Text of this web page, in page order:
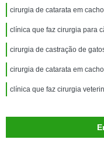
cirurgia de catarata em
clínica que faz cirurgia para
cirurgia de castração de
cirurgia de catarata em
clínica que faz cirurgia